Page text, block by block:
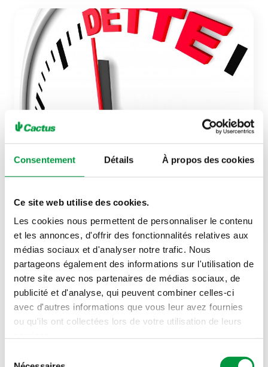
Consentement Détails À propos des cookies
Ce site web utilise des cookies.
Les cookies nous permettent de personnaliser le contenu
et les annonces, d'offrir des fonctionnalités relatives aux
médias sociaux et d'analyser notre trafic. Nous
partageons également des informations sur l'utilisation de
notre site avec nos partenaires de médias sociaux, de
publicité et d'analyse, qui peuvent combiner celles-ci
avec d'autres informations que vous leur avez fournies
ou qu'ils ont collectées lors de votre utilisation de leurs
Acte n°187
Non au crédit à la consommation, source de…